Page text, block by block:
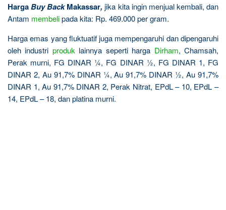
HargaBuy BackMakassar, jika kita ingin menjual kembali, dan
Antam membelipada kita: Rp. 469.000 per gram.
Harga emas yang fluktuatif juga mempengaruhi dan dipengaruhi
oleh industri produk lainnya seperti harga Dirham, Chamsah,
Perak murni, FG DINAR ¼, FG DINAR ½, FG DINAR 1, FG
DINAR 2, Au 91,7% DINAR ¼, Au 91,7% DINAR ½, Au 91,7%
DINAR 1, Au 91,7% DINAR 2, Perak Nitrat, EPdL – 10, EPdL –
14, EPdL – 18, dan platina murni.